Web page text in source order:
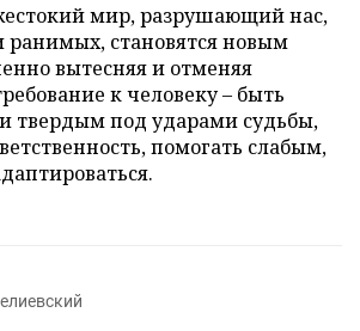
мир, разрушающий нас,
ранимых, становятся новым
вытесняя и отменяя
к человеку – быть
твердым под ударами судьбы,
помогать слабым,